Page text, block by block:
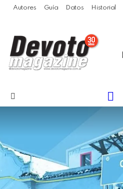
Autores Guía Datos Historial